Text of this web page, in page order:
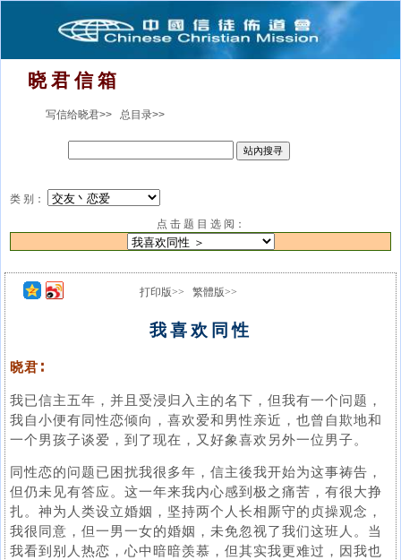
晓 君 信 箱
写信给晓君>> 总目录>>
类 别：
点 击 题 目 选 阅：
打印版>> 繁體版>>
我喜欢同性
晓君∶
我已信主五年，并且受浸归入主的名下，但我有一个问题，
我自小便有同性恋倾向，喜欢爱和男性亲近，也曾自欺地和
一个男孩子谈爱，到了现在，又好象喜欢另外一位男子。
同性恋的问题已困扰我很多年，信主後我开始为这事祷告，
但仍未见有答应。这一年来我内心感到极之痛苦，有很大挣
扎。神为人类设立婚姻，坚持两个人长相厮守的贞操观念，
我很同意，但一男一女的婚姻，未免忽视了我们这班人。当
我看到别人热恋，心中暗暗羡慕，但其实我更难过，因我也